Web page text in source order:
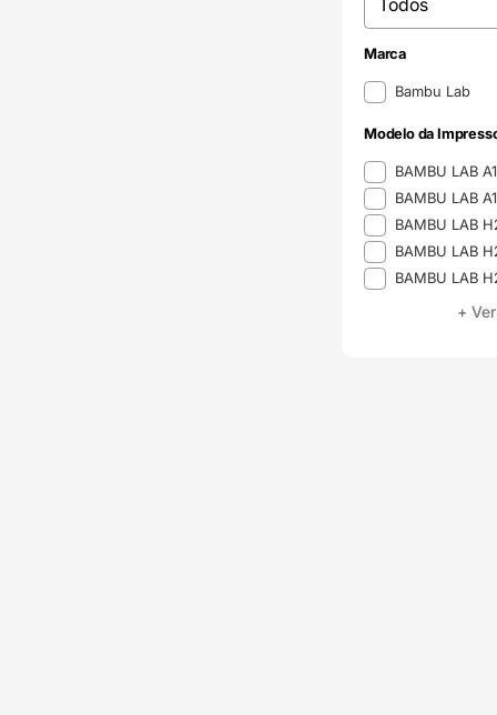
Marca
MarcaBambu Lab
Modelo da
Modelo da
BAMBU LAB
BAMBU LAB
BAMBU LAB
BAMBU LAB
BAMBU LAB
+